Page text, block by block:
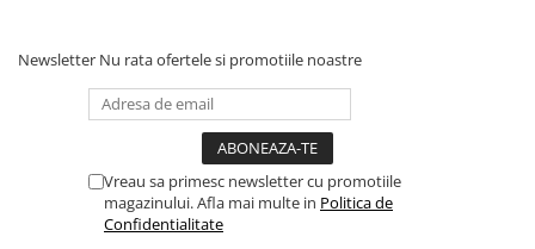
Newsletter Nu rata ofertele si promotiile noastre
Vreau sa primesc newsletter cu promotiile
magazinului. Afla mai multe in Politica de
Confidentialitate